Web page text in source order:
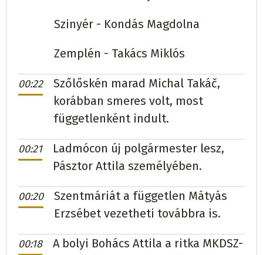
Nátafalva Anton ŠandorSMER - SD
NémetvágásĽubomír Ihnát független
OrdasfalvaDarina Cvoreňováfüggetlen
Pazdics Ján Čižmárikfüggetlen406(68,01%)
Štefan Rovňákfüggetlen250(100%)
PályinTibor TomkoHlas-SD167 (50,45%)
NagytoronyaHelena KavčákováKDH
(72,25%)
NagytárkányJózsef KopaszSZÖVETSÉG
ParnóMarián Hazugafüggetlen347(40,3%)
PelejteMarek Andrášfüggetlen270(66,67%)
PerbenyikMartin Kropuchfüggetlen387 (73,3%)
RadMária MozsárováSZÖVETSÉG169 (57,88%)
Szinyér - Kondás Magdolna
Zemplén - Takács Miklós
00:22
Szőlőskén marad Michal Takáč,
korábban smeres volt, most
függetlenként indult.
00:21
Ladmócon új polgármester lesz,
Pásztor Attila személyében.
00:20
Szentmáriát a független Mátyás
Erzsébet vezetheti továbbra is.
00:18
A bolyi Bohács Attila a ritka MKDSZ-